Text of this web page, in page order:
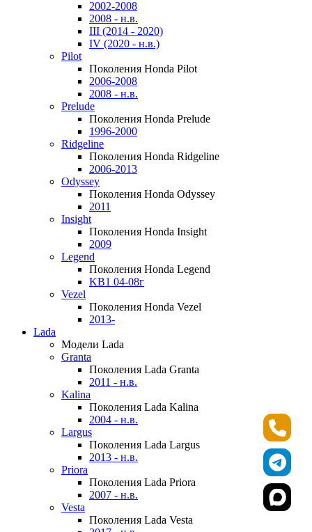
2002-2008
2008 - н.в.
III (2014 - 2020)
IV (2020 - н.в.)
Pilot
Поколения Honda Pilot
2006-2008
2008 - н.в.
Prelude
Поколения Honda Prelude
1996-2000
Ridgeline
Поколения Honda Ridgeline
2006-2013
Odyssey
Поколения Honda Odyssey
2011
Insight
Поколения Honda Insight
2009
Legend
Поколения Honda Legend
KB1 04-08г
Vezel
Поколения Honda Vezel
2013-
Lada
Модели Lada
Granta
Поколения Lada Granta
2011 - н.в.
Kalina
Поколения Lada Kalina
2004 - н.в.
Largus
Поколения Lada Largus
2013 - н.в.
Priora
Поколения Lada Priora
2007 - н.в.
Vesta
Поколения Lada Vesta